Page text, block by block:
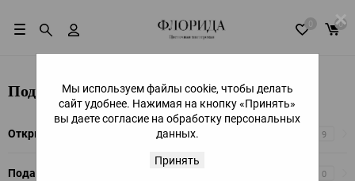
×
Мы используем файлы cookie, чтобы делать
сайт удобнее. Нажимая на кнопку «Принять»
вы даете согласие на обработку персональных
данных.
Принять
0
Подарки
9
Открытки
0
Подарочные конверты